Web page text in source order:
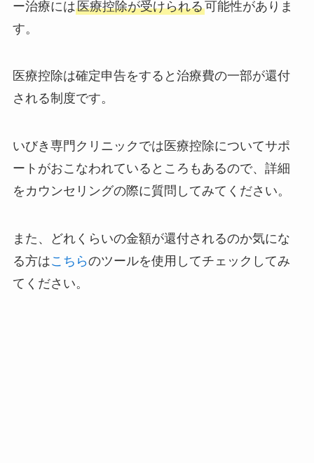
ー治療には医療控除が受けられる可能性がありま
す。
医療控除は確定申告をすると治療費の一部が還付
される制度です。
いびき専門クリニックでは医療控除についてサポ
ートがおこなわれているところもあるので、詳細
をカウンセリングの際に質問してみてください。
また、どれくらいの金額が還付されるのか気にな
る方はこちらのツールを使用してチェックしてみ
てください。